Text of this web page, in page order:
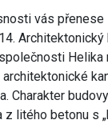
vás přenese
Helika
Charakter
litého betonu s